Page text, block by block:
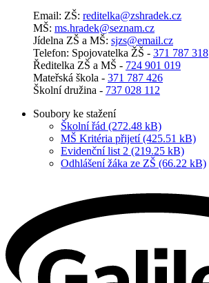
Email: ZŠ: reditelka@zshradek.cz
MŠ: ms.hra­dek@se­znam.cz
Jí­del­na ZŠ a MŠ: sjzs@​email.​cz
Telefon: Spojovatelka ŽŠ - 371 787 318
Ředitelka ZŠ a MŠ - 724 901 019
Mateřská škola - 371 787 426
Školní družina - 737 028 112
Soubory ke stažení
Školní řád (272.48 kB)
MŠ Kritéria přijetí (425.51 kB)
Evidenční list 2 (219.25 kB)
Odhlášení žáka ze ZŠ (66.22 kB)